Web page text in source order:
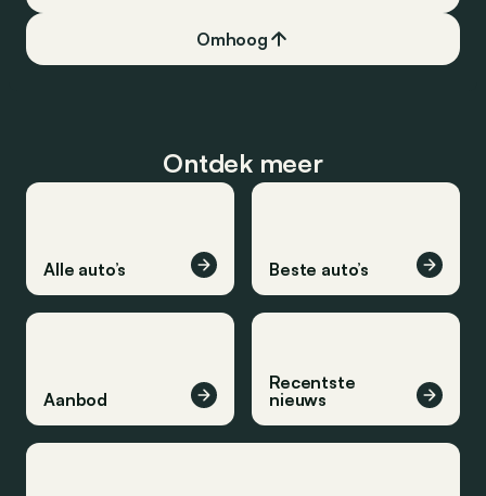
Omhoog
Ontdek meer
Alle auto’s Beste auto’s
Aanbod
Recentste
nieuws